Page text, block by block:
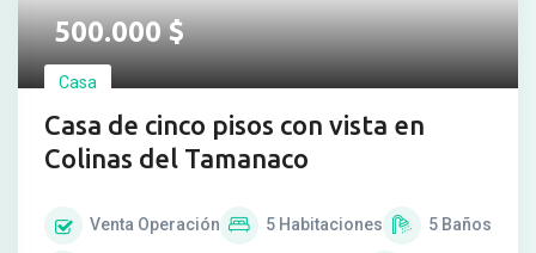
500.000$
Casa
Casa de cinco pisos con vista en
Colinas del Tamanaco
Venta Operación 5 Habitaciones 5 Baños